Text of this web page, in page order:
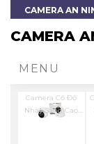
CAMERA AN
CAMERA
MENU
Camera Có Độ
Nhạy Sáng Cao